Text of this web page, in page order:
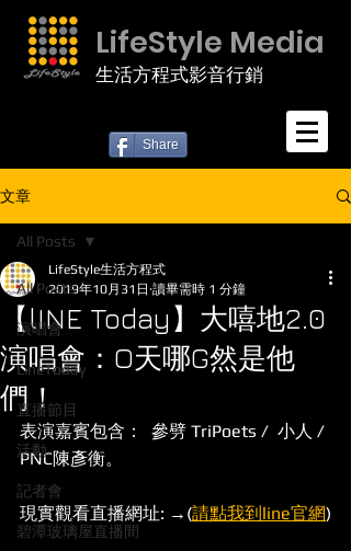
LifeStyle Media
生活方程式影音行銷
Share
文章
All Posts
演唱會
LineToday
直播節目
活動
記者會
碧潭玻璃屋直播間
All Posts
【lINE Today】大嘻地2.0
演唱會：O天哪G然是他
們！
LifeStyle生活方程式
2019年10月31日 讀畢需時 1 分鐘
表演嘉賓包含：  參劈 TriPoets /  小人 /
PNC陳彥衡。
現實觀看直播網址: →(請點我到line官網)